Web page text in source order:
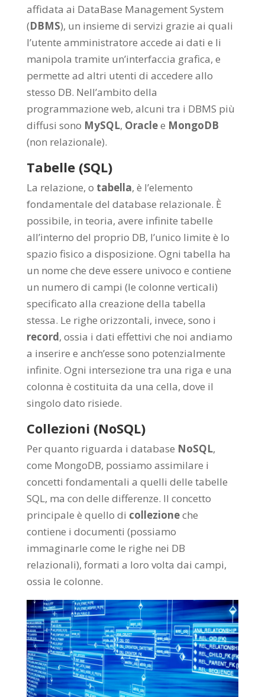
affidata ai DataBase Management System
(DBMS), un insieme di servizi grazie ai quali
l’utente amministratore accede ai dati e li
manipola tramite un’interfaccia grafica, e
permette ad altri utenti di accedere allo
stesso DB. Nell’ambito della
programmazione web, alcuni tra i DBMS più
diffusi sono MySQL, Oraclee MongoDB
(non relazionale).
Tabelle (SQL)
La relazione, o tabella, è l’elemento
fondamentale del database relazionale. È
possibile, in teoria, avere infinite tabelle
all’interno del proprio DB, l’unico limite è lo
spazio fisico a disposizione. Ogni tabella ha
un nome che deve essere univoco e contiene
un numero di campi (le colonne verticali)
specificato alla creazione della tabella
stessa. Le righe orizzontali, invece, sono i
record, ossia i dati effettivi che noi andiamo
a inserire e anch’esse sono potenzialmente
infinite. Ogni intersezione tra una riga e una
colonna è costituita da una cella, dove il
singolo dato risiede.
Collezioni (NoSQL)
Per quanto riguarda i database NoSQL,
come MongoDB, possiamo assimilare i
concetti fondamentali a quelli delle tabelle
SQL, ma con delle differenze. Il concetto
principale è quello di collezioneche
contiene i documenti (possiamo
immaginarle come le righe nei DB
relazionali), formati a loro volta dai campi,
ossia le colonne.